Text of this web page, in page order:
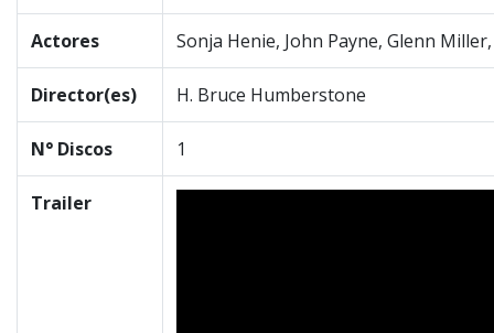
Actores Sonja Henie, John Payne, Glenn
Director(es) H. Bruce Humberstone
N° Discos 1
Trailer